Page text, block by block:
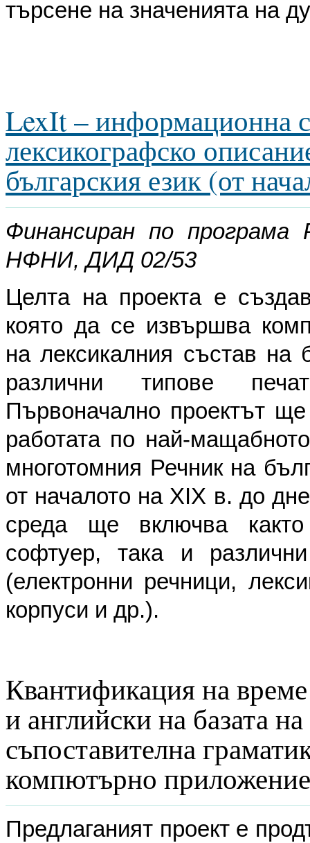
търсене на значенията на
LexIt – информационна
лексикографско
българския език (от
Финансиран по програма
НФНИ, ДИД 02/53
Целта на проекта е
която да се извършва
на лексикалния състав на
различни типове
Първоначално проектът
работата по най-
многотомния Речник на
от началото на ХІХ в. до
среда ще включва както
софтуер, така и
(електронни речници,
корпуси и др.).
Квантификация на
и английски на базата
съпоставителна
компютърно
Предлаганият проект е